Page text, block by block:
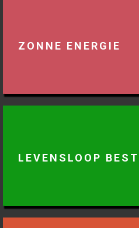
ZONNE ENERGIE
LEVENSLOOP